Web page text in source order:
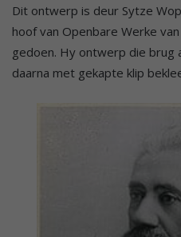
Dit ontwerp is deur Sytze
hoof van Openbare Werke
gedoen. Hy ontwerp die brug
daarna met gekapte klip